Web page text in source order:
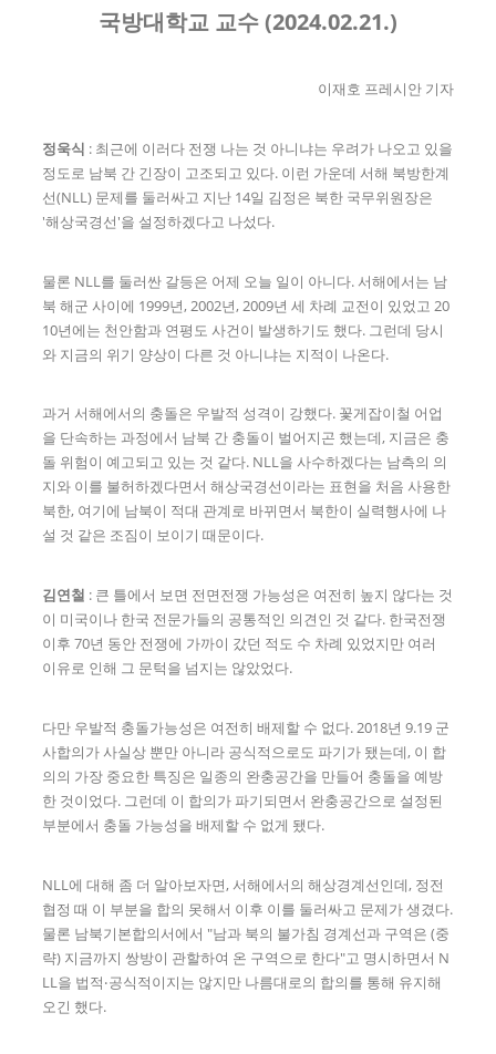
국방대학교 교수 (2024.02.21.)
이재호 프레시안 기자
정욱식 : 최근에 이러다 전쟁 나는 것 아니냐는 우려가 나오고 있을
정도로 남북 간 긴장이 고조되고 있다. 이런 가운데 서해 북방한계
선(NLL) 문제를 둘러싸고 지난 14일 김정은 북한 국무위원장은
'해상국경선'을 설정하겠다고 나섰다.
물론 NLL를 둘러싼 갈등은 어제 오늘 일이 아니다. 서해에서는 남
북 해군 사이에 1999년, 2002년, 2009년 세 차례 교전이 있었고 20
10년에는 천안함과 연평도 사건이 발생하기도 했다. 그런데 당시
와 지금의 위기 양상이 다른 것 아니냐는 지적이 나온다.
과거 서해에서의 충돌은 우발적 성격이 강했다. 꽃게잡이철 어업
을 단속하는 과정에서 남북 간 충돌이 벌어지곤 했는데, 지금은 충
돌 위험이 예고되고 있는 것 같다. NLL을 사수하겠다는 남측의 의
지와 이를 불허하겠다면서 해상국경선이라는 표현을 처음 사용한
북한, 여기에 남북이 적대 관계로 바뀌면서 북한이 실력행사에 나
설 것 같은 조짐이 보이기 때문이다.
김연철 : 큰 틀에서 보면 전면전쟁 가능성은 여전히 높지 않다는 것
이 미국이나 한국 전문가들의 공통적인 의견인 것 같다. 한국전쟁
이후 70년 동안 전쟁에 가까이 갔던 적도 수 차례 있었지만 여러
이유로 인해 그 문턱을 넘지는 않았었다.
다만 우발적 충돌가능성은 여전히 배제할 수 없다. 2018년 9.19 군
사합의가 사실상 뿐만 아니라 공식적으로도 파기가 됐는데, 이 합
의의 가장 중요한 특징은 일종의 완충공간을 만들어 충돌을 예방
한 것이었다. 그런데 이 합의가 파기되면서 완충공간으로 설정된
부분에서 충돌 가능성을 배제할 수 없게 됐다.
NLL에 대해 좀 더 알아보자면, 서해에서의 해상경계선인데, 정전
협정 때 이 부분을 합의 못해서 이후 이를 둘러싸고 문제가 생겼다.
물론 남북기본합의서에서 "남과 북의 불가침 경계선과 구역은 (중
략) 지금까지 쌍방이 관할하여 온 구역으로 한다"고 명시하면서 N
LL을 법적‧공식적이지는 않지만 나름대로의 합의를 통해 유지해
오긴 했다.